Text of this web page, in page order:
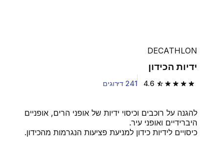
DECATHLON
ידיות הכידון
4.6 4.6 out of 5 stars from 241 reviews 241 דירוגים
להגנה על רוכבים וכיסוי ידיות של אופני הרים, אופניים
היברידיים ואופני עיר.
כיסויים לידיות כידון למניעת פציעות הנגרמות מהכידון.